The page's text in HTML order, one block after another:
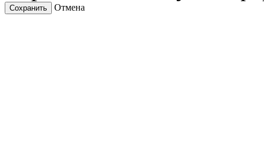
Сохранить Отмена